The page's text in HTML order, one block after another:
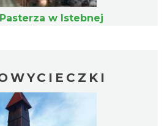
w Gminie Brenna
w Istebnej